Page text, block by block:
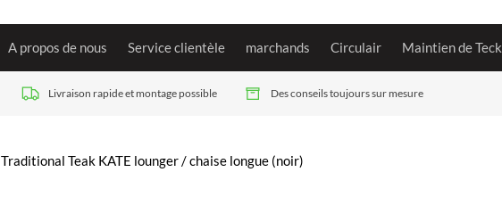
A propos de nous Service clientèle marchands Circulair Maintien de Teck
Livraison rapide et montage possible Des conseils toujours sur mesure
Traditional Teak KATE lounger / chaise longue (noir)